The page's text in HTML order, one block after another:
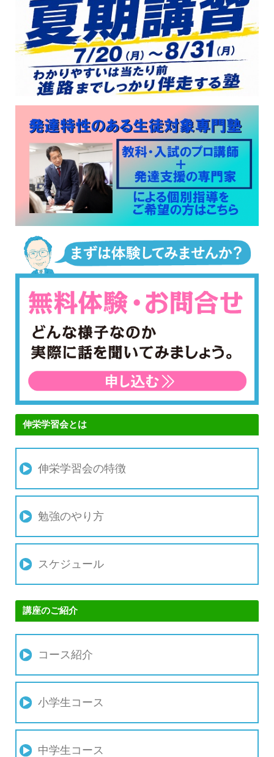
伸栄学習会とは
伸栄学習会の特徴
勉強のやり方
スケジュール
講座のご紹介
コース紹介
小学生コース
中学生コース